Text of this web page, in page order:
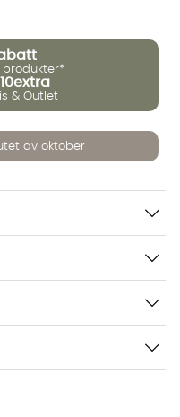
10extra
& Outlet
av oktober
part. Läs mer i vår
sparas